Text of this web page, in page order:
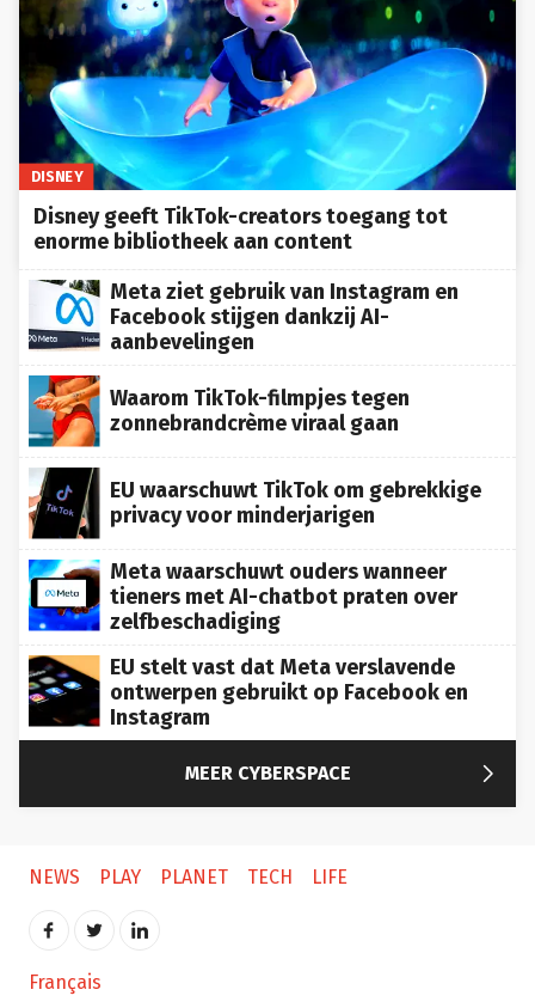
DISNEY
Disney geeft TikTok-creators toegang tot
enorme bibliotheek aan content
Meta ziet gebruik van Instagram en
Facebook stijgen dankzij AI-
aanbevelingen
Waarom TikTok-filmpjes tegen
zonnebrandcrème viraal gaan
EU waarschuwt TikTok om gebrekkige
privacy voor minderjarigen
Meta waarschuwt ouders wanneer
tieners met AI-chatbot praten over
zelfbeschadiging
EU stelt vast dat Meta verslavende
ontwerpen gebruikt op Facebook en
Instagram
MEER CYBERSPACE 
NEWS PLAY PLANET TECH LIFE
Français